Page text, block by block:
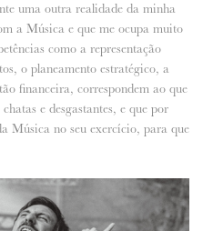
uma outra realidade da minha
a Música e que me ocupa muito
como a representação
o planeamento estratégico, a
financeira, correspondem ao que
e desgastantes, e que por
Música no seu exercício, para que